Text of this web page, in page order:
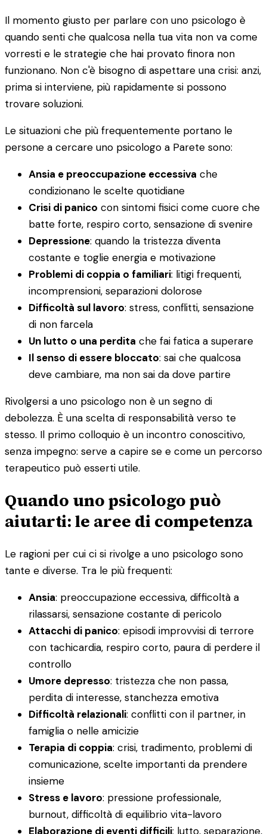
Il momento giusto per parlare con uno psicologo è
quando senti che qualcosa nella tua vita non va come
vorresti e le strategie che hai provato finora non
funzionano. Non c'è bisogno di aspettare una crisi: anzi,
prima si interviene, più rapidamente si possono
trovare soluzioni.
Le situazioni che più frequentemente portano le
persone a cercare uno psicologo a Parete sono:
Ansia e preoccupazione eccessiva che
condizionano le scelte quotidiane
Crisi di panico con sintomi fisici come cuore che
batte forte, respiro corto, sensazione di svenire
Depressione: quando la tristezza diventa
costante e toglie energia e motivazione
Problemi di coppia o familiari: litigi frequenti,
incomprensioni, separazioni dolorose
Difficoltà sul lavoro: stress, conflitti, sensazione
di non farcela
Un lutto o una perdita che fai fatica a superare
Il senso di essere bloccato: sai che qualcosa
deve cambiare, ma non sai da dove partire
Rivolgersi a uno psicologo non è un segno di
debolezza. È una scelta di responsabilità verso te
stesso. Il primo colloquio è un incontro conoscitivo,
senza impegno: serve a capire se e come un percorso
terapeutico può esserti utile.
Quando uno psicologo può
aiutarti: le aree di competenza
Le ragioni per cui ci si rivolge a uno psicologo sono
tante e diverse. Tra le più frequenti:
Ansia: preoccupazione eccessiva, difficoltà a
rilassarsi, sensazione costante di pericolo
Attacchi di panico: episodi improvvisi di terrore
con tachicardia, respiro corto, paura di perdere il
controllo
Umore depresso: tristezza che non passa,
perdita di interesse, stanchezza emotiva
Difficoltà relazionali: conflitti con il partner, in
famiglia o nelle amicizie
Terapia di coppia: crisi, tradimento, problemi di
comunicazione, scelte importanti da prendere
insieme
Stress e lavoro: pressione professionale,
burnout, difficoltà di equilibrio vita-lavoro
Elaborazione di eventi difficili: lutto, separazione,